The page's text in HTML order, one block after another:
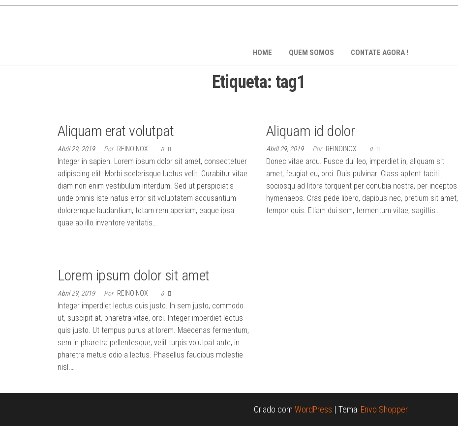
marketing
ideias em
resultados com
produção
rápida,
cinematográfica
e acessível.
Conheça a i9
com
Inteligência
Artificial para
sua Marca
impacto criados
destacar sua
empresa no
mercado.
marketing
digital
especializada
em vídeos
Transformamos
ideias em
e acessível.
Conheça a i9
Inove! 🚀
HOME QUEM SOMOS CONTATE AGORA !
Etiqueta: tag1
Aliquam erat volutpat
Abril 29, 2019 Por REINOINOX 0
Integer in sapien. Lorem ipsum dolor sit amet, consectetuer
adipiscing elit. Morbi scelerisque luctus velit. Curabitur vitae
diam non enim vestibulum interdum. Sed ut perspiciatis
unde omnis iste natus error sit voluptatem accusantium
doloremque laudantium, totam rem aperiam, eaque ipsa
quae ab illo inventore veritatis…
Aliquam id dolor
Abril 29, 2019 Por REINOINOX 0
Donec vitae arcu. Fusce dui leo, imperdiet in, aliquam sit
amet, feugiat eu, orci. Duis pulvinar. Class aptent taciti
sociosqu ad litora torquent per conubia nostra, per inceptos
hymenaeos. Cras pede libero, dapibus nec, pretium sit amet,
tempor quis. Etiam dui sem, fermentum vitae, sagittis…
Lorem ipsum dolor sit amet
Abril 29, 2019 Por REINOINOX 0
Integer imperdiet lectus quis justo. In sem justo, commodo
ut, suscipit at, pharetra vitae, orci. Integer imperdiet lectus
quis justo. Ut tempus purus at lorem. Maecenas fermentum,
sem in pharetra pellentesque, velit turpis volutpat ante, in
pharetra metus odio a lectus. Phasellus faucibus molestie
nisl.…
Criado com WordPress | Tema: Envo Shopper